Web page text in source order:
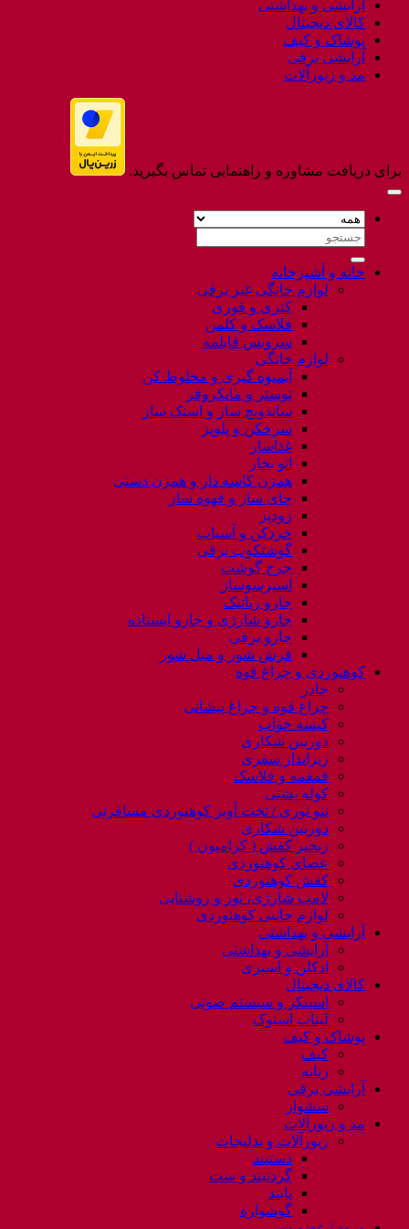
آرایشی و بهداشتی
کالای دیجیتال
پوشاک و کیف
آرایشی برقی
مد و زیورآلات
برای دریافت مشاوره و راهنمایی تماس بگیرید.
جستجو
خانه و آشپزخانه
لوازم خانگی غیر برقی
کتری و قوری
فلاسک و کلمن
سرویس قابلمه
لوازم خانگی
آبمیوه گیری و مخلوط کن
توستر و مایکروفر
ساندویچ ساز و اسنک ساز
سرخکن و پلوپز
غذاساز
اتو بخار
همزن کاسه دار و همزن دستی
چای ساز و قهوه ساز
زودپز
خردکن و آسیاب
گوشتکوب برقی
چرخ گوشت
اسپرسوساز
جارو رباتیک
جارو شارژی و جارو ایستاده
جارو برقی
فرش شور و مبل شور
کوهنوردی و چراغ قوه
چادر
چراغ قوه و چراغ پیشانی
کیسه خواب
دوربین شکاری
زیرانداز سفری
قمقمه و فلاسک
کوله پشتی
ننو توری / تخت آویز کوهنوردی مسافرتی
دوربین شکاری
زنجیر کفش ( کرامپون )
عصای کوهنوردی
کفش کوهنوردی
لامپ شارژی، نور و روشنایی
لوازم جانبی کوهنوردی
آرایشی و بهداشتی
آرایشی و بهداشتی
ادکلن و اسپری
کالای دیجیتال
اسپیکر و سیستم صوتی
لپتاب استوک
پوشاک و کیف
کیف
زنانه
آرایشی برقی
سشوار
مد و زیورآلات
زیورآلات و بدلیجات
دستبند
گردنبند و ست
پابند
گوشواره